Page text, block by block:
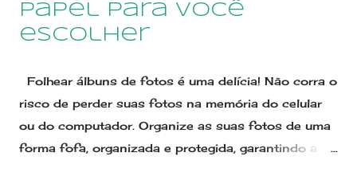
Papel para você
escolher
Folhear álbuns de fotos é uma delícia! Não corra o
risco de perder suas fotos na memória do celular
ou do computador. Organize as suas fotos de uma
forma fofa, organizada e protegida, garantindo a